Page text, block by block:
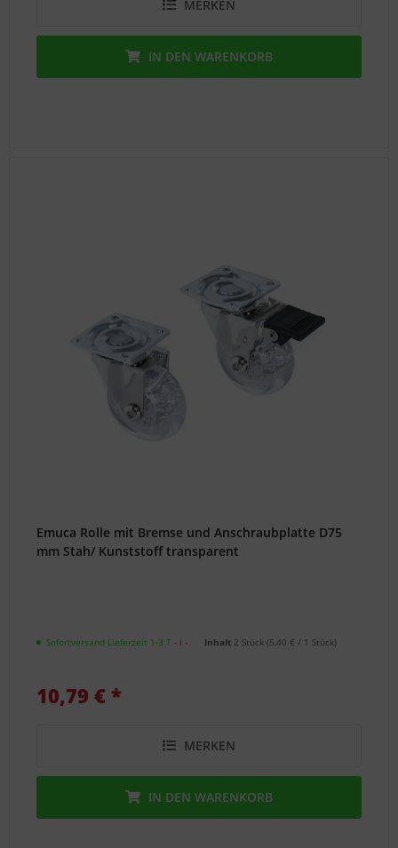
MERKEN
IN DEN WARENKORB
Emuca Rolle mit Bremse und Anschraubplatte D75
mm Stah/ Kunststoff transparent
Sofortversand Lieferzeit 1-3 T- ℹ - Inhalt 2 Stück(5,40 € / 1 Stück)
10,79 € *
MERKEN
IN DEN WARENKORB